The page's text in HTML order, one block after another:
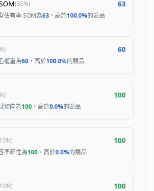
(35%) 63
佔有率 SOM為63 ，高於100.0%的競品
) 60
權重為60 ，高於100.0%的競品
) 100
傾向為100 ，高於0.0%的競品
10%) 100
準確性為100 ，高於0.0%的競品
10%) 100